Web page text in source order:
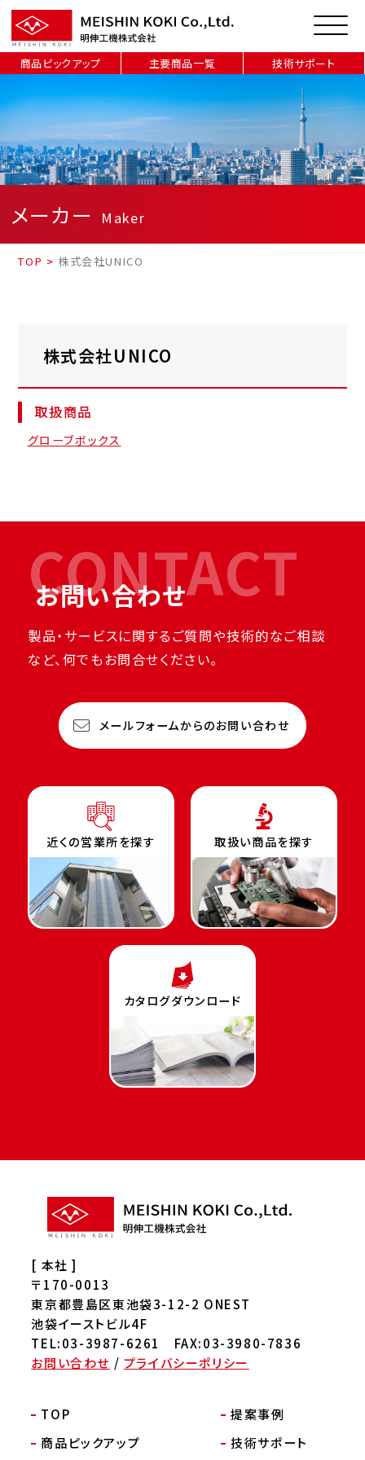
商品ピックアップ 主要商品一覧 技術サポート
メーカー Maker
TOP > 株式会社UNICO
株式会社UNICO
取扱商品
グローブボックス
CONTACT
お問い合わせ
製品・サービスに関するご質問や技術的なご相談
など、何でもお問合せください。
メールフォームからのお問い合わせ
近くの営業所を探す 取扱い商品を探す
カタログダウンロード
[ 本社 ]
〒170-0013
東京都豊島区東池袋3-12-2 ONEST
池袋イーストビル4F
TEL:03-3987-6261 FAX:03-3980-7836
お問い合わせ / プライバシーポリシー
TOP
提案事例
商品ピックアップ
技術サポート